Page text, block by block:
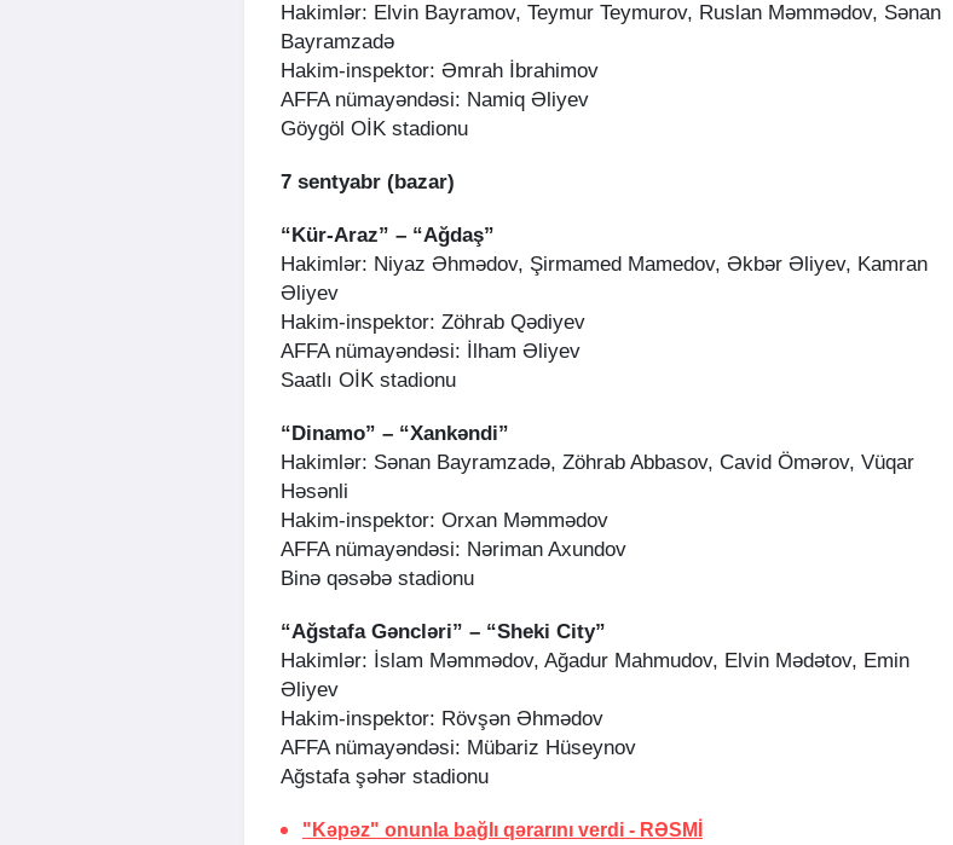
Hakimlər: Elvin Bayramov, Teymur Teymurov, Ruslan Məmmədov, Sənan
Bayramzadə
Hakim-inspektor: Əmrah İbrahimov
AFFA nümayəndəsi: Namiq Əliyev
Göygöl OİK stadionu
7 sentyabr (bazar)
“Kür-Araz” – “Ağdaş”
Hakimlər: Niyaz Əhmədov, Şirmamed Mamedov, Əkbər Əliyev, Kamran
Əliyev
Hakim-inspektor: Zöhrab Qədiyev
AFFA nümayəndəsi: İlham Əliyev
Saatlı OİK stadionu
“Dinamo” – “Xankəndi”
Hakimlər: Sənan Bayramzadə, Zöhrab Abbasov, Cavid Ömərov, Vüqar
Həsənli
Hakim-inspektor: Orxan Məmmədov
AFFA nümayəndəsi: Nəriman Axundov
Binə qəsəbə stadionu
“Ağstafa Gəncləri” – “Sheki City”
Hakimlər: İslam Məmmədov, Ağadur Mahmudov, Elvin Mədətov, Emin
Əliyev
Hakim-inspektor: Rövşən Əhmədov
AFFA nümayəndəsi: Mübariz Hüseynov
Ağstafa şəhər stadionu
"Kəpəz" onunla bağlı qərarını verdi - RƏSMİ